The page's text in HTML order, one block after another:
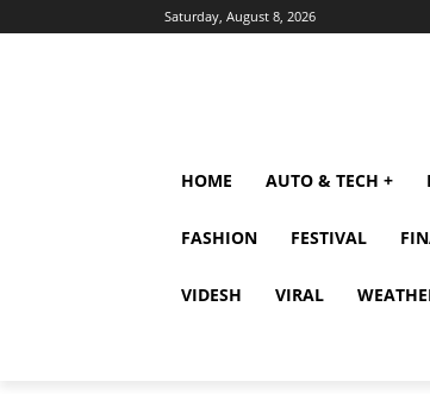
Saturday, August 8, 2026
HOME AUTO & TECH +
FASHION FESTIVAL
VIDESH VIRAL